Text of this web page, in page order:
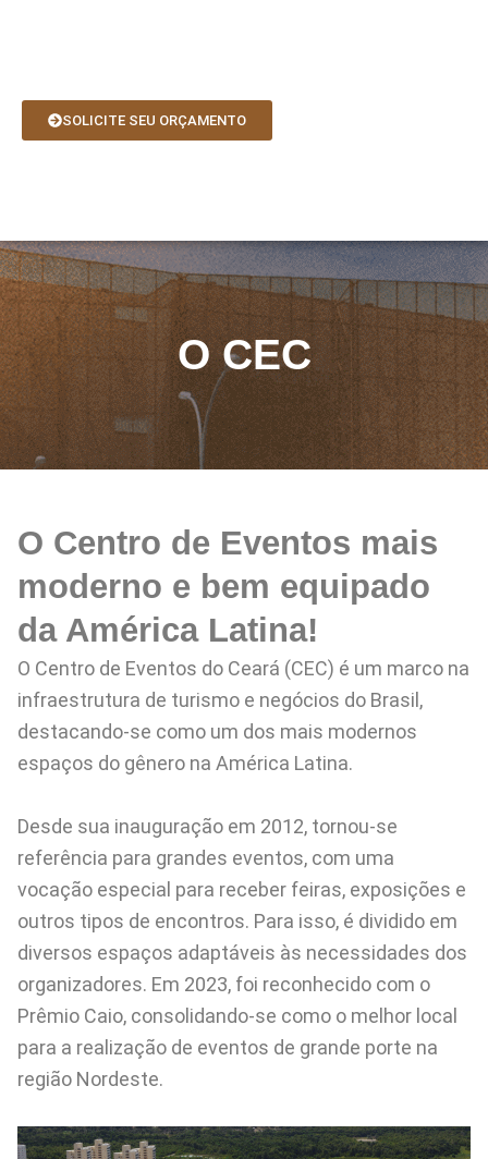
conteúdo
SOLICITE SEU ORÇAMENTO
O CEC
O Centro de Eventos mais
moderno e bem equipado
da América Latina!
O Centro de Eventos do Ceará (CEC) é um marco na
infraestrutura de turismo e negócios do Brasil,
destacando-se como um dos mais modernos
espaços do gênero na América Latina.
Desde sua inauguração em 2012, tornou-se
referência para grandes eventos, com uma
vocação especial para receber feiras, exposições e
outros tipos de encontros. Para isso, é dividido em
diversos espaços adaptáveis às necessidades dos
organizadores. Em 2023, foi reconhecido com o
Prêmio Caio, consolidando-se como o melhor local
para a realização de eventos de grande porte na
região Nordeste.